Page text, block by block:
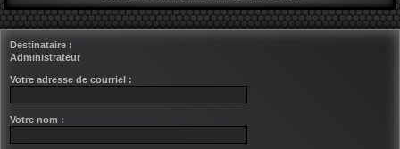
Destinataire :
Administrateur
Votre adresse de courriel :
Votre nom :